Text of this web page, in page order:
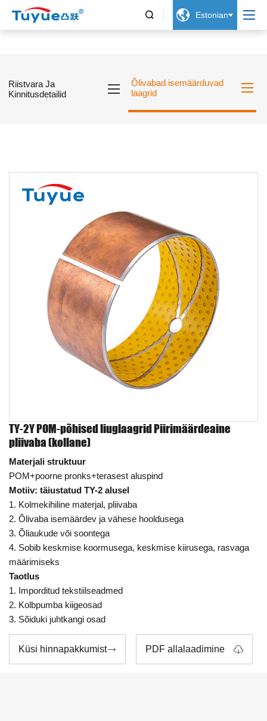
  Estonian
Riistvara Ja
Kinnitusdetailid
Õlivabad isemäärduvad
laagrid
TY-2Y POM-põhised liuglaagrid Piirimäärdeaine
pliivaba (kollane)
Materjali struktuur
POM+poorne pronks+terasest aluspind
Motiiv: täiustatud TY-2 alusel
1. Kolmekihiline materjal, pliivaba
2. Õlivaba isemäärdev ja vähese hooldusega
3. Õliaukude või soontega
4. Sobib keskmise koormusega, keskmise kiirusega, rasvaga
määrimiseks
Taotlus
1. Imporditud tekstiilseadmed
2. Kolbpumba kiigeosad
3. Sõiduki juhtkangi osad
Küsi hinnapakkumist PDF allalaadimine 